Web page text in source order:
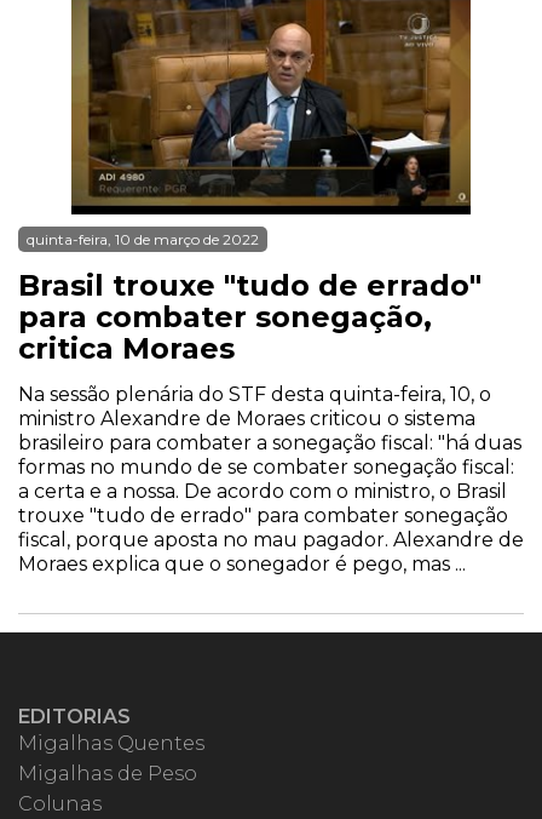
quinta-feira, 10 de março de 2022
Brasil trouxe "tudo de errado"
para combater sonegação,
critica Moraes
Na sessão plenária do STF desta quinta-feira, 10, o
ministro Alexandre de Moraes criticou o sistema
brasileiro para combater a sonegação fiscal: "há duas
formas no mundo de se combater sonegação fiscal:
a certa e a nossa. De acordo com o ministro, o Brasil
trouxe "tudo de errado" para combater sonegação
fiscal, porque aposta no mau pagador. Alexandre de
Moraes explica que o sonegador é pego, mas ...
EDITORIAS
Migalhas Quentes
Migalhas de Peso
Colunas